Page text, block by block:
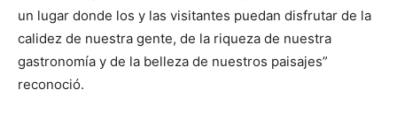
un lugar donde los y las visitantes puedan disfrutar de la
calidez de nuestra gente, de la riqueza de nuestra
gastronomía y de la belleza de nuestros paisajes”
reconoció.